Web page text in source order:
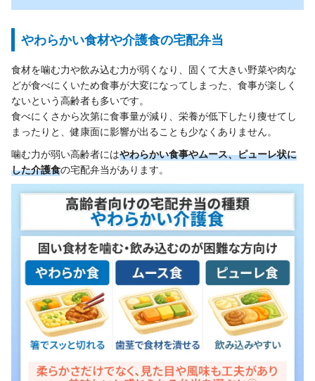
やわらかい食材や介護食の宅配弁当
食材を噛む力や飲み込む力が弱くなり、固くて大きい野菜や肉な
どが食べにくいため食事が大変になってしまった、食事が楽しく
ないという高齢者も多いです。
食べにくさから次第に食事量が減り、栄養が低下したり痩せてし
まったりと、健康面に影響が出ることも少なくありません。
噛む力が弱い高齢者にはやわらかい食事やムース、ピューレ状に
した介護食の宅配弁当があります。